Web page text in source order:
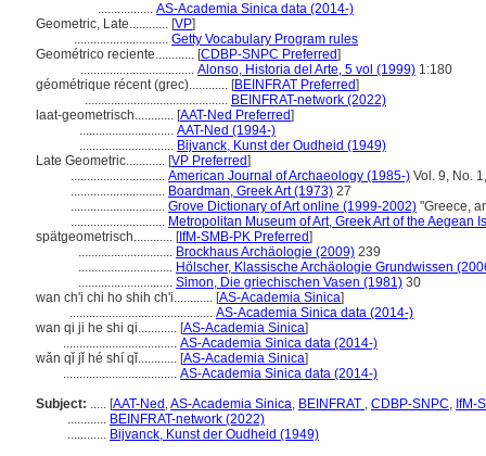
................. AS-Academia Sinica data (2014-)
Geometric, Late............ [VP]
............................. Getty Vocabulary Program rules
Geométrico reciente............ [CDBP-SNPC Preferred]
................................... Alonso, Historia del Arte, 5 vol (1999) 1:180
géométrique récent (grec)............ [BEINFRAT Preferred]
............................................ BEINFRAT-network (2022)
laat-geometrisch............ [AAT-Ned Preferred]
............................. AAT-Ned (1994-)
............................. Bijvanck, Kunst der Oudheid (1949)
Late Geometric............ [VP Preferred]
............................. American Journal of Archaeology (1985-) Vol. 9, No.
............................. Boardman, Greek Art (1973) 27
............................. Grove Dictionary of Art online (1999-2002) "Greece,
............................. Metropolitan Museum of Art, Greek Art of the Aegean
spätgeometrisch............ [IfM-SMB-PK Preferred]
............................. Brockhaus Archäologie (2009) 239
............................. Hölscher, Klassische Archäologie Grundwissen
............................. Simon, Die griechischen Vasen (1981) 30
wan ch'i chi ho shih ch'i............ [AS-Academia Sinica]
............................................ AS-Academia Sinica data (2014-)
wan qi ji he shi qi............ [AS-Academia Sinica]
................................... AS-Academia Sinica data (2014-)
wǎn qǐ jǐ hé shí qǐ............ [AS-Academia Sinica]
................................... AS-Academia Sinica data (2014-)
Subject: ..... [AAT-Ned ,AS-Academia Sinica, BEINFRAT , CDBP-SNPC, IfM-
............ BEINFRAT-network (2022)
............ Bijvanck, Kunst der Oudheid (1949)